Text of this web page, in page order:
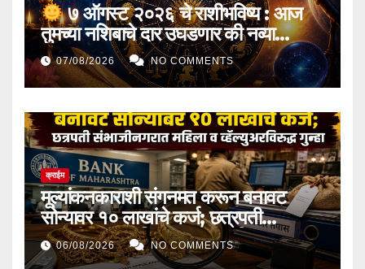
७ ऑगस्ट २०२६ चे राशीभविष्य : आज
तुमच्या नशिबाचे दार उघडणार की नव्या
आव्हानांची चाहूल लागणार? जाणून घ्या १२
राशींचे भविष्य!
07/08/2026 NO COMMENTS
क्राईम
मूल्यांकनकाराशी संगनमत करून बनावट
सोन्यावर १० लाखांचे कर्ज; छत्रपती
संभाजीनगरात महिला व व्हॅल्युअरविरुद्ध गुन्हा
06/08/2026 NO COMMENTS